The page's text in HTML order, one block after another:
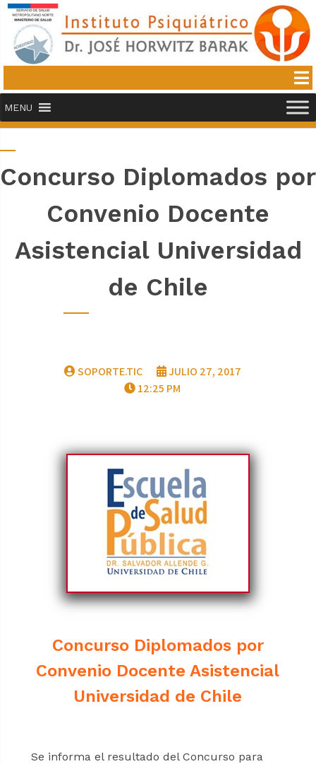
MENU
Concurso Diplomados por
Convenio Docente
Asistencial Universidad
de Chile
SOPORTE.TIC
JULIO 27, 2017
12:25 PM
Concurso Diplomados por
Convenio Docente Asistencial
Universidad de Chile
Se informa el resultado del Concurso para